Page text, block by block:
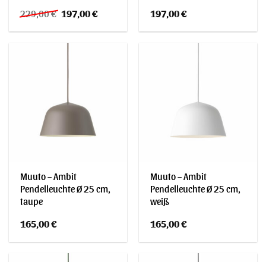
229,00€ Ursprünglicher
Preis
war:
229,00 €
197,00€Aktueller
ist:
197,00€
Muuto – Ambit
Pendelleuchte Ø 25 cm,
taupe
165,00€
Muuto – Ambit
Pendelleuchte Ø 25 cm,
weiß
165,00€